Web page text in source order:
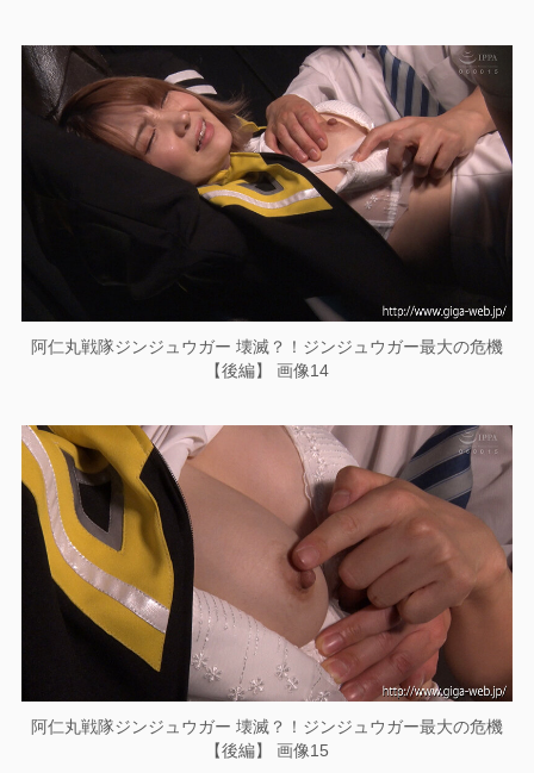
阿仁丸戦隊ジンジュウガー 壊滅？！ジンジュウガー最大の危機
【後編】 画像14
阿仁丸戦隊ジンジュウガー 壊滅？！ジンジュウガー最大の危機
【後編】 画像15